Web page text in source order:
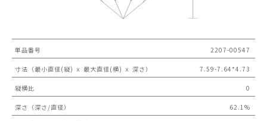
単品番号 2207-00547
寸法（最小直径(縦) ｘ 最大直径(横) ｘ 深さ） 7.59-7.64*4.73
縦横比 0
深さ（深さ/直径） 62.1%